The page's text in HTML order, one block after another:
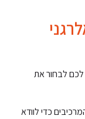
לבחור את
כדי לוודא